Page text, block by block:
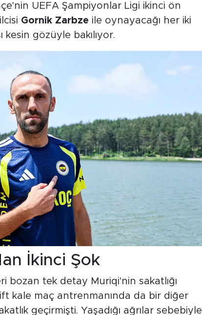
UEFA Şampiyonlar Ligi ikinci ön
Gornik Zarbze ile oynayacağı her iki
kesin gözüyle bakılıyor.
İkinci Şok
bozan tek detay Muriqi'nin sakatlığı
kale maç antrenmanında da bir diğer
geçirmişti. Yaşadığı ağrılar sebebiyle